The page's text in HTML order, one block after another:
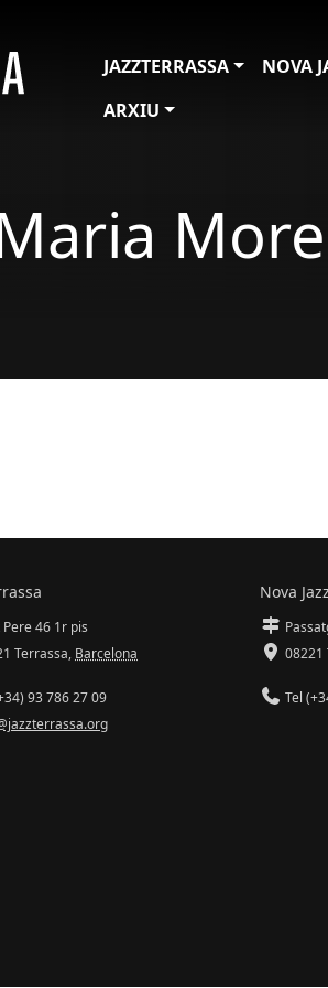
JAZZTERRASSA
NOVA
ARXIU
Pere 46 1r pis
Terrassa, Barcelona
93 786 27 09
Nova
08221
Tel